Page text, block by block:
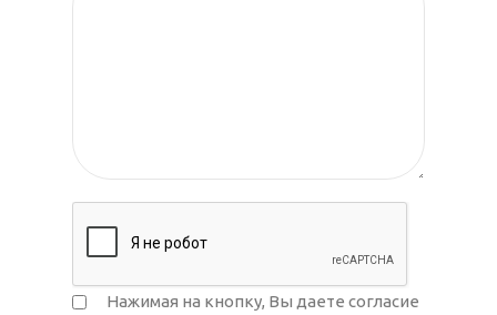
Нажимая на кнопку, Вы даете согласие